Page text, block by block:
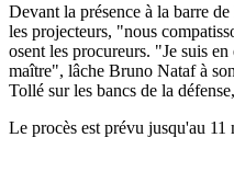
Devant la présence à la barre
les projecteurs, "nous
osent les procureurs. "Je suis
maître", lâche Bruno Nataf à
Tollé sur les bancs de la
Le procès est prévu jusqu'au 11